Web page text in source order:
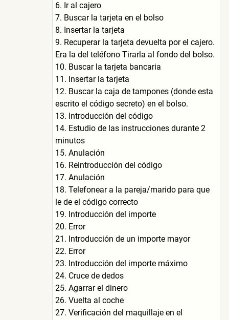
6. Ir al cajero
7. Buscar la tarjeta en el bolso
8. Insertar la tarjeta
9. Recuperar la tarjeta devuelta por el cajero.
Era la del teléfono Tirarla al fondo del bolso.
10. Buscar la tarjeta bancaria
11. Insertar la tarjeta
12. Buscar la caja de tampones (donde esta
escrito el código secreto) en el bolso.
13. Introducción del código
14. Estudio de las instrucciones durante 2
minutos
15. Anulación
16. Reintroducción del código
17. Anulación
18. Telefonear a la pareja/marido para que
le de el código correcto
19. Introducción del importe
20. Error
21. Introducción de un importe mayor
22. Error
23. Introducción del importe máximo
24. Cruce de dedos
25. Agarrar el dinero
26. Vuelta al coche
27. Verificación del maquillaje en el